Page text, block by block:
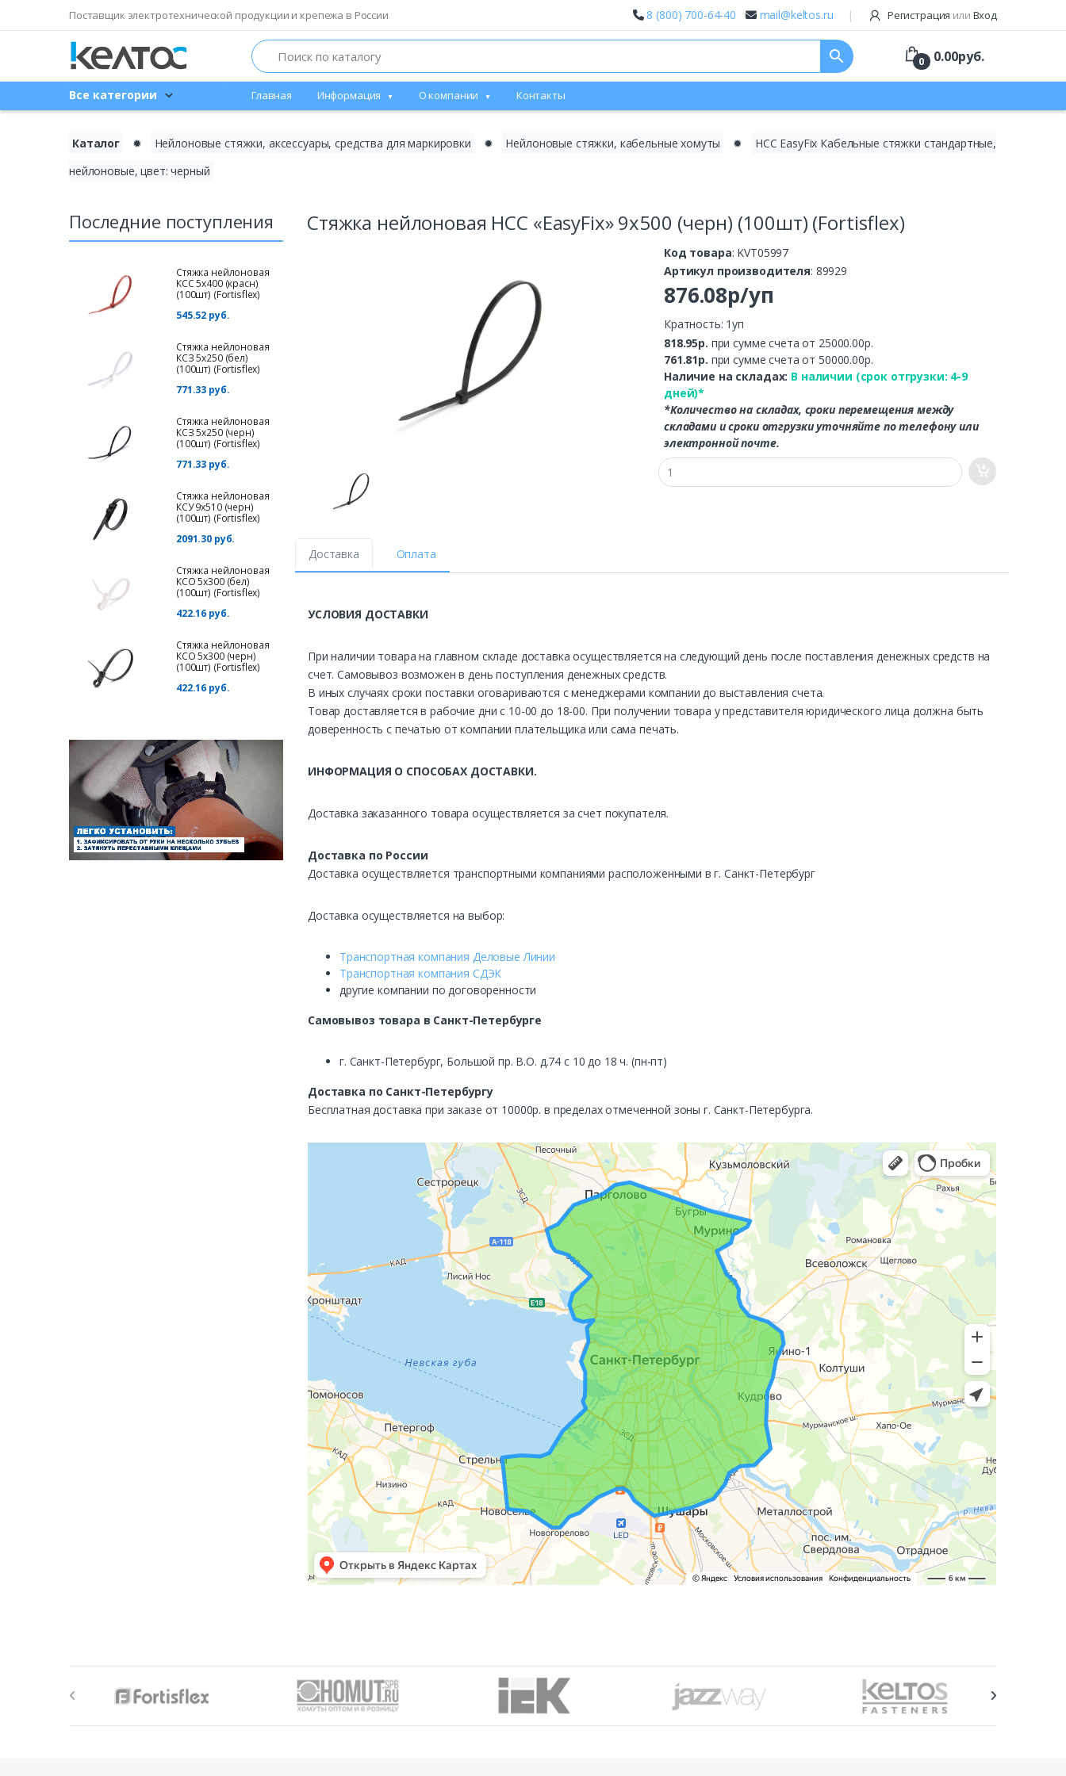
Поставщик электротехнической продукции и крепежа в России 8 (800) 700-64-40 mail@keltos.ru Регистрация или Вход
Search search 0 0.00руб.
Все категории Главная Информация О компании Контакты
Каталог ✹ Нейлоновые стяжки, аксессуары, средства для маркировки ✹ Нейлоновые стяжки, кабельные хомуты ✹
НСС EasyFix Кабельные стяжки стандартные,
нейлоновые, цвет: черный
Последние поступления
Стяжка нейлоновая
КСС 5х400 (красн)
(100шт) (Fortisflex)
545.52 руб.
Стяжка нейлоновая
КСЗ 5х250 (бел)
(100шт) (Fortisflex)
771.33 руб.
Стяжка нейлоновая
КСЗ 5х250 (черн)
(100шт) (Fortisflex)
771.33 руб.
Стяжка нейлоновая
КСУ 9х510 (черн)
(100шт) (Fortisflex)
2091.30 руб.
Стяжка нейлоновая
КСО 5х300 (бел)
(100шт) (Fortisflex)
422.16 руб.
Стяжка нейлоновая
КСО 5х300 (черн)
(100шт) (Fortisflex)
422.16 руб.
Стяжка нейлоновая НСС «EasyFix» 9х500 (черн) (100шт) (Fortisflex)
Код товара: KVT05997
Артикул производителя: 89929
876.08р/уп
Кратность: 1уп
818.95р. при сумме счета от 25000.00р.
761.81р. при сумме счета от 50000.00р.
Наличие на складах: В наличии (срок отгрузки: 4-9
дней)*
*Количество на складах, сроки перемещения между
складами и сроки отгрузки уточняйте по телефону или
электронной почте.
Доставка Оплата
УСЛОВИЯ ДОСТАВКИ
При наличии товара на главном складе доставка осуществляется на следующий день после поставления денежных средств на
счет. Самовывоз возможен в день поступления денежных средств.
В иных случаях сроки поставки оговариваются с менеджерами компании до выставления счета.
Товар доставляется в рабочие дни с 10-00 до 18-00. При получении товара у представителя юридического лица должна быть
доверенность с печатью от компании плательщика или сама печать.
ИНФОРМАЦИЯ О СПОСОБАХ ДОСТАВКИ.
Доставка заказанного товара осуществляется за счет покупателя.
Доставка по России
Доставка осуществляется транспортными компаниями расположенными в г. Санкт-Петербург
Доставка осуществляется на выбор:
Транспортная компания Деловые Линии
Транспортная компания СДЭК
другие компании по договоренности
Самовывоз товара в Санкт-Петербурге
г. Санкт-Петербург, Большой пр. В.О. д.74 с 10 до 18 ч. (пн-пт)
Доставка по Санкт-Петербургу
Бесплатная доставка при заказе от 10000р. в пределах отмеченной зоны г. Санкт-Петербурга.